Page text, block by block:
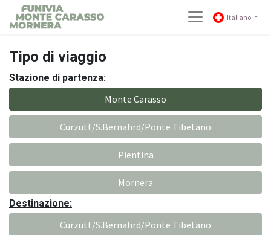
Italiano
Tipo di viaggio
Stazione di partenza:
Monte Carasso
Curzutt/S.Bernahrd/Ponte Tibetano
Pientina
Mornera
Destinazione:
Curzutt/S.Bernahrd/Ponte Tibetano